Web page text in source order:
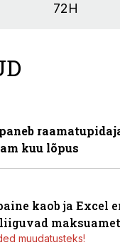
72H
kuu lõpus
kaob ja Excel
muudatusteks!